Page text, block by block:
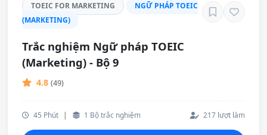
TOEIC FOR MARKETING
NGỮ PHÁP TOEIC
(MARKETING)
Trắc nghiệm Ngữ pháp TOEIC
(Marketing) - Bộ 9
4.8 (49)
45 Phút | 1 Bộ trắc nghiệm 217 lượt làm